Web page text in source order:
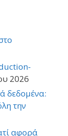
2026
δεδομένα:
την
αφορά